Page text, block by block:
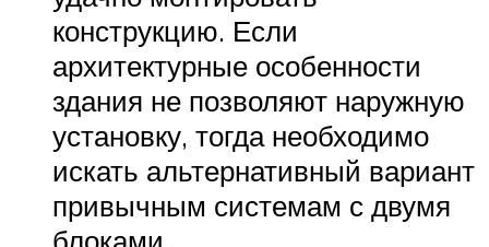
конструкцию. Если
архитектурные особенности
здания не позволяют наружную
установку, тогда необходимо
искать альтернативный вариант
привычным системам с двумя